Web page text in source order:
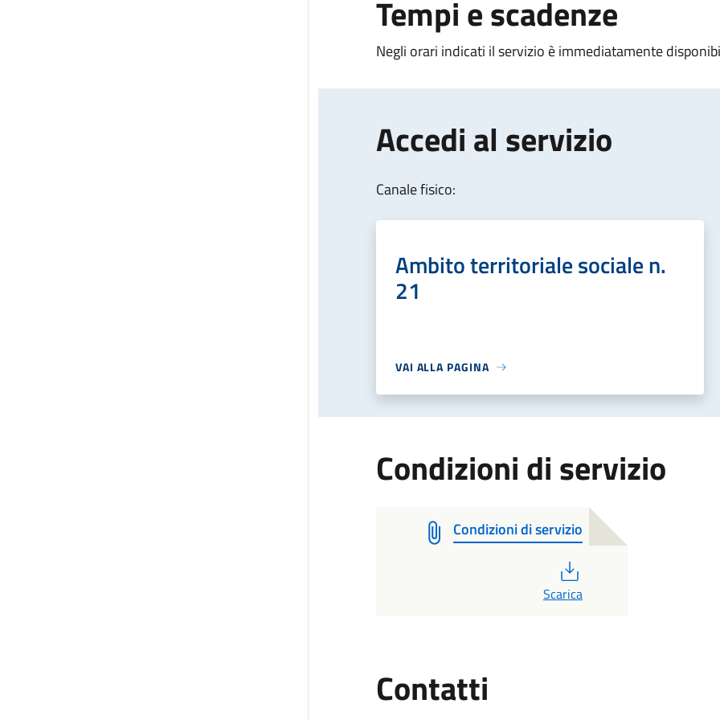
Tempi e scadenze
Negli orari indicati il servizio è immediatamente
Accedi al servizio
Canale fisico:
Ambito territoriale sociale n.
21
VAI ALLA PAGINA
Condizioni di servizio
Condizioni di servizio
Scarica
Contatti